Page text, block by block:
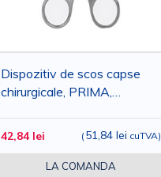
Dispozitiv de scos capse
chirurgicale, PRIMA,
42,84 lei ( 51,84 lei cuTVA)
LA COMANDA